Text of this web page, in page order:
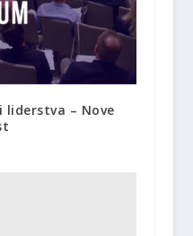
liderstva – Nove